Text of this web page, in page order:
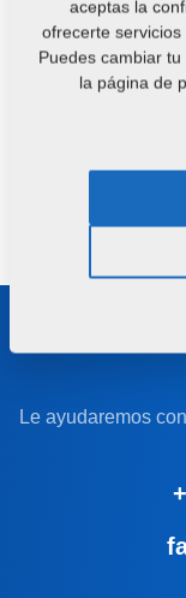
gracias a las
calidad y
calidad y
¿Tiene
Le ayudaremos
aceptas la
ofrecerte servicios
Puedes cambiar
la página de